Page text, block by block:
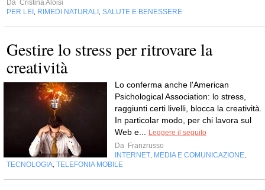
Da Cristina Aloisi
PER LEI
RIMEDI NATURALI SALUTE E BENESSERE
Gestire lo stress per ritrovare la
creatività
Lo conferma anche l'American
Psichological Association: lo stress,
raggiunti certi livelli, blocca la creatività.
In particolar modo, per chi lavora sul
Web e...
Leggere il seguito
Da Franzrusso
INTERNET MEDIA E COMUNICAZIONE
TECNOLOGIA TELEFONIA MOBILE